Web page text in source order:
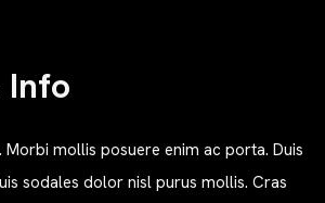
Info
Morbi mollis posuere enim ac porta. Duis
sodales dolor nisl purus mollis. Cras